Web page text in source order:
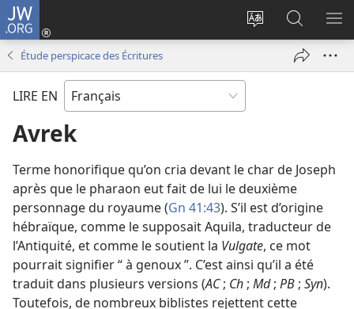
JW.ORG
Changer
langue
Se
connecter
nouvelle
sur
JW.ORG
Étude perspicace des Écritures
LIRE EN
Avrek
Terme honorifique qu’on cria devant le char de Joseph
après que le pharaon eut fait de lui le deuxième
personnage du royaume (Gn 41:43). S’il est d’origine
hébraïque, comme le supposait Aquila, traducteur de
l’Antiquité, et comme le soutient la Vulgate, ce mot
pourrait signifier “ à genoux ”. C’est ainsi qu’il a été
traduit dans plusieurs versions (AC; Ch ; Md; PB ; Syn).
Toutefois, de nombreux biblistes rejettent cette